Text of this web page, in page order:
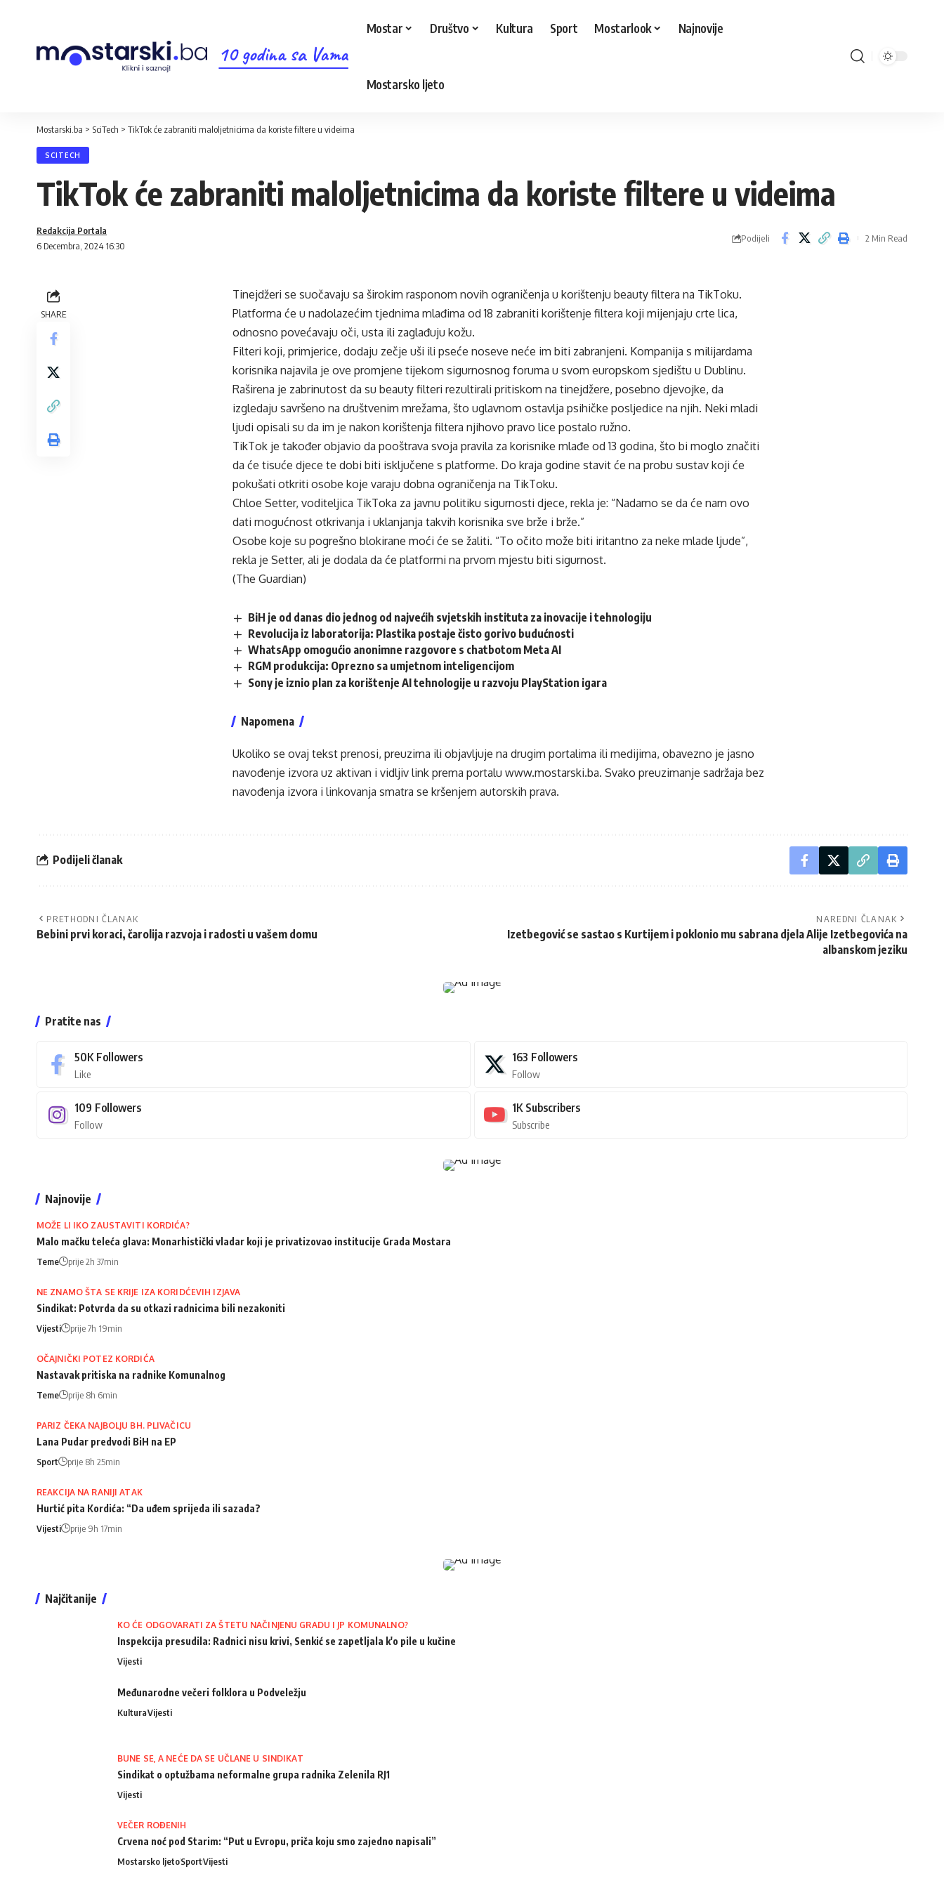
10 godina sa Vama
Mostar Društvo Kultura Sport Mostarlook Najnovije
Mostarsko ljeto
Mostarski.ba > SciTech > TikTok će zabraniti maloljetnicima da koriste filtere u videima
SCITECH
TikTok će zabraniti maloljetnicima da koriste filtere u videima
6 Decembra, 2024 16:30
Redakcija Portala
Podijeli 2 Min Read
SHARE
Tinejdžeri se suočavaju sa širokim rasponom novih ograničenja u korištenju beauty filtera na TikToku.
Platforma će u nadolazećim tjednima mlađima od 18 zabraniti korištenje filtera koji mijenjaju crte lica,
odnosno povećavaju oči, usta ili zaglađuju kožu.
Filteri koji, primjerice, dodaju zečje uši ili pseće noseve neće im biti zabranjeni. Kompanija s milijardama
korisnika najavila je ove promjene tijekom sigurnosnog foruma u svom europskom sjedištu u Dublinu.
Raširena je zabrinutost da su beauty filteri rezultirali pritiskom na tinejdžere, posebno djevojke, da
izgledaju savršeno na društvenim mrežama, što uglavnom ostavlja psihičke posljedice na njih. Neki mladi
ljudi opisali su da im je nakon korištenja filtera njihovo pravo lice postalo ružno.
TikTok je također objavio da pooštrava svoja pravila za korisnike mlađe od 13 godina, što bi moglo značiti
da će tisuće djece te dobi biti isključene s platforme. Do kraja godine stavit će na probu sustav koji će
pokušati otkriti osobe koje varaju dobna ograničenja na TikToku.
Chloe Setter, voditeljica TikToka za javnu politiku sigurnosti djece, rekla je: “Nadamo se da će nam ovo
dati mogućnost otkrivanja i uklanjanja takvih korisnika sve brže i brže.”
Osobe koje su pogrešno blokirane moći će se žaliti. “To očito može biti iritantno za neke mlade ljude”,
rekla je Setter, ali je dodala da će platformi na prvom mjestu biti sigurnost.
(The Guardian)
BiH je od danas dio jednog od najvećih svjetskih instituta za inovacije i tehnologiju
Revolucija iz laboratorija: Plastika postaje čisto gorivo budućnosti
WhatsApp omogućio anonimne razgovore s chatbotom Meta AI
RGM produkcija: Oprezno sa umjetnom inteligencijom
Sony je iznio plan za korištenje AI tehnologije u razvoju PlayStation igara
Napomena
Ukoliko se ovaj tekst prenosi, preuzima ili objavljuje na drugim portalima ili medijima, obavezno je jasno
navođenje izvora uz aktivan i vidljiv link prema portalu www.mostarski.ba. Svako preuzimanje sadržaja bez
navođenja izvora i linkovanja smatra se kršenjem autorskih prava.
Podijeli članak
PRETHODNI ČLANAK
Bebini prvi koraci, čarolija razvoja i radosti u vašem domu
NAREDNI ČLANAK
Izetbegović se sastao s Kurtijem i poklonio mu sabrana djela Alije Izetbegovića na
albanskom jeziku
Pratite nas
50K Followers
Like
163 Followers
Follow
109 Followers
Follow
1K Subscribers
Subscribe
Najnovije
MOŽE LI IKO ZAUSTAVITI KORDIĆA?
Malo mačku teleća glava: Monarhistički vladar koji je privatizovao institucije Grada Mostara
Teme prije 2h 37min
NE ZNAMO ŠTA SE KRIJE IZA KORIDĆEVIH IZJAVA
Sindikat: Potvrda da su otkazi radnicima bili nezakoniti
Vijesti prije 7h 19min
OČAJNIČKI POTEZ KORDIĆA
Nastavak pritiska na radnike Komunalnog
Teme prije 8h 6min
PARIZ ČEKA NAJBOLJU BH. PLIVAČICU
Lana Pudar predvodi BiH na EP
Sport prije 8h 25min
REAKCIJA NA RANIJI ATAK
Hurtić pita Kordića: “Da uđem sprijeda ili sazada?
Vijesti prije 9h 17min
Najčitanije
KO ĆE ODGOVARATI ZA ŠTETU NAČINJENU GRADU I JP KOMUNALNO?
Inspekcija presudila: Radnici nisu krivi, Senkić se zapetljala k'o pile u kučine
Vijesti
Međunarodne večeri folklora u Podveležju
KulturaVijesti
BUNE SE, A NEĆE DA SE UČLANE U SINDIKAT
Sindikat o optužbama neformalne grupa radnika Zelenila RJ1
Vijesti
VEČER ROĐENIH
Crvena noć pod Starim: “Put u Evropu, priča koju smo zajedno napisali”
Mostarsko ljetoSportVijesti